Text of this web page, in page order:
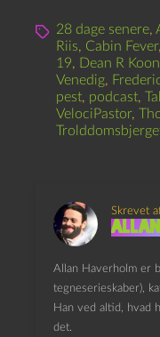
28 dage senere,
Riis, Cabin Fever,
19, Dean R
Venedig,
pest, podcast,
VelociPastor,
Skrevet
Allan
Allan Haverholm er
tegneserieskaber),
Han ved altid, hvad
det.